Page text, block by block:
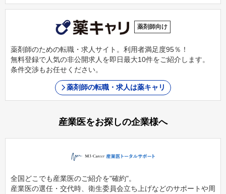
薬剤師向け
薬剤師のための転職・求人サイト。利用者満足度95％！
無料登録で人気の非公開求人を即日最大10件をご紹介します。
条件交渉もお任せください。
薬剤師の転職・求人は薬キャリ
産業医をお探しの企業様へ
全国どこでも産業医のご紹介を"確約"。
産業医の選任・交代時、衛生委員会立ち上げなどのサポートや周